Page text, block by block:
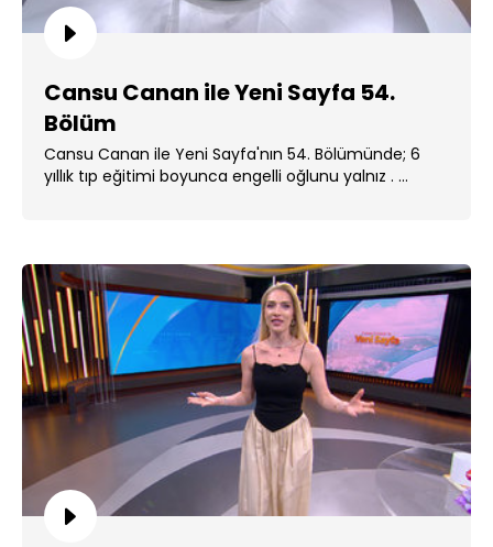
Cansu Canan ile Yeni Sayfa 54.
Bölüm
Cansu Canan ile Yeni Sayfa'nın 54. Bölümünde; 6
yıllık tıp eğitimi boyunca engelli oğlunu yalnız . ...